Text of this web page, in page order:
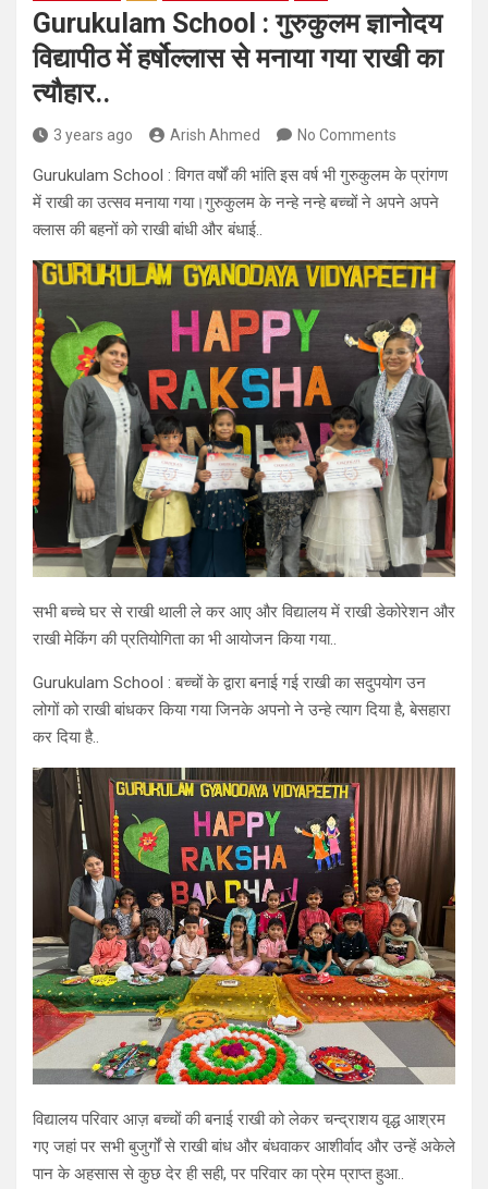
Gurukulam School : गुरुकुलम ज्ञानोदय
विद्यापीठ में हर्षोल्लास से मनाया गया राखी का
त्यौहार..
3 years ago Arish Ahmed No Comments
Gurukulam School : विगत वर्षों की भांति इस वर्ष भी गुरुकुलम के प्रांगण
में राखी का उत्सव मनाया गया।गुरुकुलम के नन्हे नन्हे बच्चों ने अपने अपने
क्लास की बहनों को राखी बांधी और बंधाई..
सभी बच्चे घर से राखी थाली ले कर आए और विद्यालय में राखी डेकोरेशन और
राखी मेकिंग की प्रतियोगिता का भी आयोजन किया गया..
Gurukulam School : बच्चों के द्वारा बनाई गई राखी का सदुपयोग उन
लोगों को राखी बांधकर किया गया जिनके अपनो ने उन्हे त्याग दिया है, बेसहारा
कर दिया है..
विद्यालय परिवार आज़ बच्चों की बनाई राखी को लेकर चन्द्राशय वृद्ध आश्रम
गए जहां पर सभी बुजुर्गों से राखी बांध और बंधवाकर आशीर्वाद और उन्हें अकेले
पान के अहसास से कुछ देर ही सही, पर परिवार का प्रेम प्राप्त हुआ..